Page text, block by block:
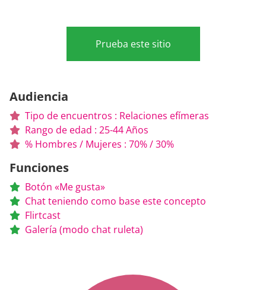
Audiencia
Tipo de encuentros : Relaciones efímeras
Rango de edad : 25-44 Años
% Hombres / Mujeres : 70% / 30%
Funciones
Botón «Me gusta»
Chat teniendo como base este concepto
Flirtcast
Galería (modo chat ruleta)
Prueba este sitio